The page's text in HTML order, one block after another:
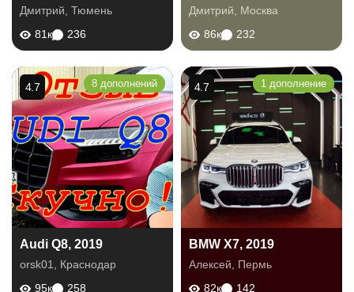
Дмитрий Тюмень
81к
236
Дмитрий
Москва
86к
232
Audi Q8, 2019
orsk01
Краснодар
95к
258
4.7 8 дополнений
BMW X7, 2019
Алексей
Пермь
82к
142
4.7 1 дополнение